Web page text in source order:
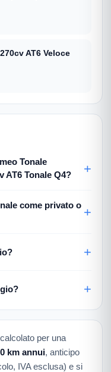
AT6 Veloce
Tonale
AT6 Tonale Q4?
come privato o
per una
km annui, anticipo
IVA esclusa) e si